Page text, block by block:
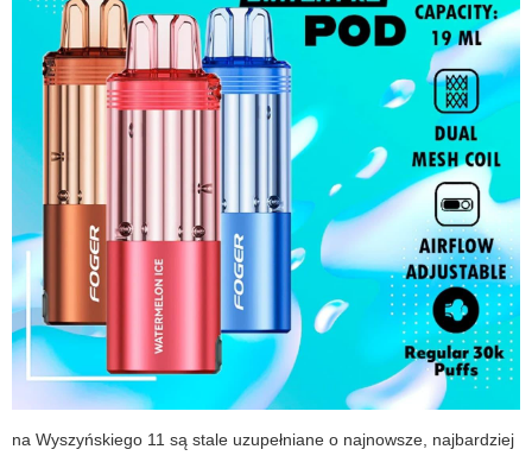
na Wyszyńskiego 11 są stale uzupełniane o najnowsze, najbardziej